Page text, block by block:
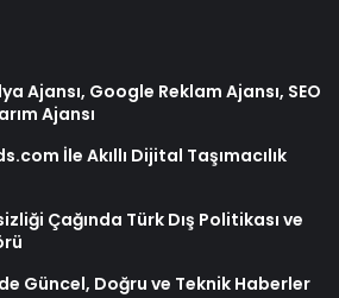
Ajansı, Google Reklam Ajansı, SEO
Ajansı
İle Akıllı Dijital Taşımacılık
Çağında Türk Dış Politikası ve
Güncel, Doğru ve Teknik Haberler